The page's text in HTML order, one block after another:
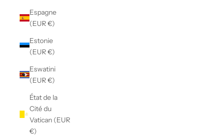
Espagne
(EUR €)
Estonie
(EUR €)
Eswatini
(EUR €)
État de la
Cité du
Vatican (EUR
€)